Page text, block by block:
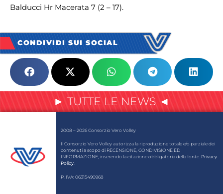
Balducci Hr Macerata 7 (2 – 17).
CONDIVIDI SUI SOCIAL
► TUTTE LE NEWS ◄
2008 – 2026 Consorzio Vero Volley
Il Consorzio Vero Volley autorizza la riproduzione totale e/o parziale dei
contenuti a scopo di RECENSIONE, CONDIVISIONE ED
INFORMAZIONE, inserendo la citazione obbligatoria della fonte. Privacy
Policy.
P. IVA: 06315490968